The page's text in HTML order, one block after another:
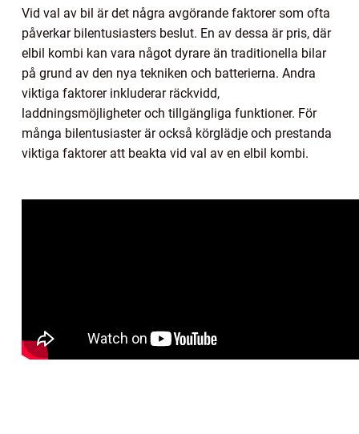
Vid val av bil är det några avgörande faktorer som ofta
påverkar bilentusiasters beslut. En av dessa är pris, där
elbil kombi kan vara något dyrare än traditionella bilar
på grund av den nya tekniken och batterierna. Andra
viktiga faktorer inkluderar räckvidd,
laddningsmöjligheter och tillgängliga funktioner. För
många bilentusiaster är också körglädje och prestanda
viktiga faktorer att beakta vid val av en elbil kombi.